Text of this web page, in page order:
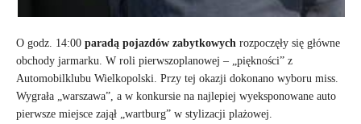
O godz. 14:00 paradą pojazdów zabytkowych rozpoczęły się główne
obchody jarmarku. W roli pierwszoplanowej – „piękności” z
Automobilklubu Wielkopolski. Przy tej okazji dokonano wyboru miss.
Wygrała „warszawa”, a w konkursie na najlepiej wyeksponowane auto
pierwsze miejsce zajął „wartburg” w stylizacji plażowej.